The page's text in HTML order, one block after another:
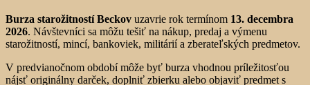
Burza starožitností Beckov uzavrie rok termínom 13. decembra
2026. Návštevníci sa môžu tešiť na nákup, predaj a výmenu
starožitností, mincí, bankoviek, militárií a zberateľských predmetov.
V predvianočnom období môže byť burza vhodnou príležitosťou
nájsť originálny darček, doplniť zbierku alebo objaviť predmet s